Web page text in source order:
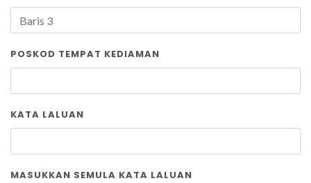
POSKOD TEMPAT KEDIAMAN
KATA LALUAN
MASUKKAN SEMULA KATA LALUAN